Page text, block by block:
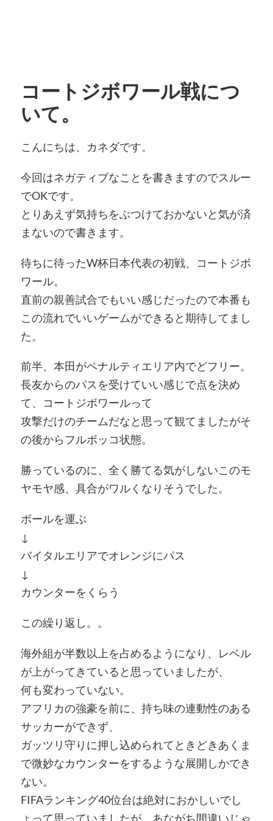
コートジボワール戦につ
いて。
こんにちは、カネダです。
今回はネガティブなことを書きますのでスルー
でOKです。
とりあえず気持ちをぶつけておかないと気が済
まないので書きます。
待ちに待ったW杯日本代表の初戦、コートジボ
ワール。
直前の親善試合でもいい感じだったので本番も
この流れでいいゲームができると期待してまし
た。
前半、本田がペナルティエリア内でどフリー。
長友からのパスを受けていい感じで点を決め
て、コートジボワールって
攻撃だけのチームだなと思って観てましたがそ
の後からフルボッコ状態。
勝っているのに、全く勝てる気がしないこのモ
ヤモヤ感、具合がワルくなりそうでした。
ボールを運ぶ
↓
バイタルエリアでオレンジにパス
↓
カウンターをくらう
この繰り返し。。
海外組が半数以上を占めるようになり、レベル
が上がってきていると思っていましたが、
何も変わっていない。
アフリカの強豪を前に、持ち味の連動性のある
サッカーができず、
ガッツリ守りに押し込められてときどきあくま
で微妙なカウンターをするような展開しかでき
ない。
FIFAランキング40位台は絶対におかしいでし
ょって思っていましたが、あながち間違いじゃ